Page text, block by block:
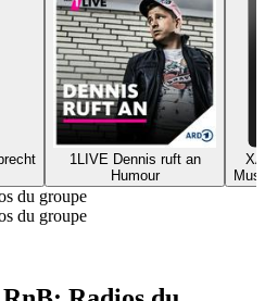
1LIVE Dennis ruft an
Humour
du groupe
du groupe